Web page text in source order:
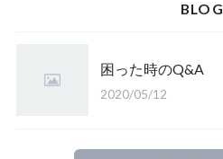
BLOG
困った時のQ&A
2020/05/12